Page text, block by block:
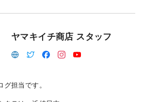
ヤマキイチ商店 スタッフ
担当です。